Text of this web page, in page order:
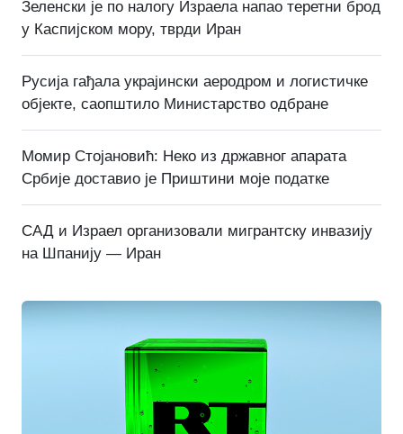
Зеленски је по налогу Израела напао теретни брод
у Каспијском мору, тврди Иран
Русија гађала украјински аеродром и логистичке
објекте, саопштило Министарство одбране
Момир Стојановић: Неко из државног апарата
Србије доставио је Приштини моје податке
САД и Израел организовали мигрантску инвазију
на Шпанију — Иран